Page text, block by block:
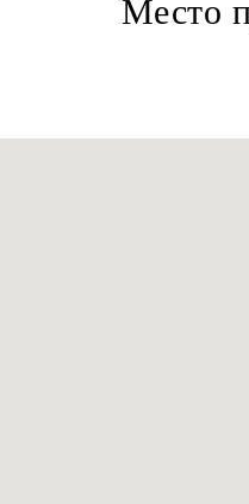
Место